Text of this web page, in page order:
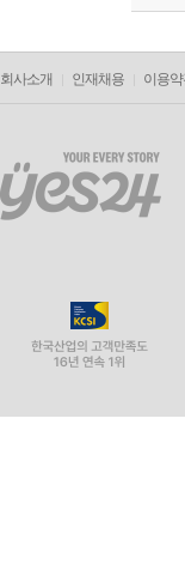
회사소개 인재채용 이용